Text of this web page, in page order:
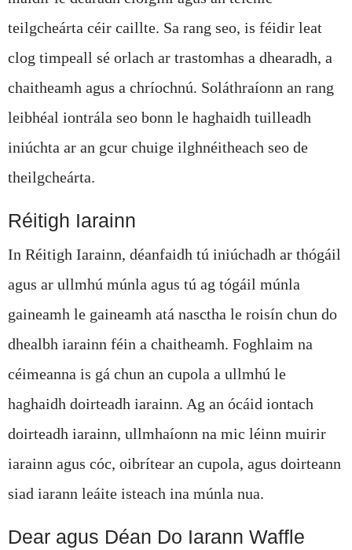
teilgcheárta céir caillte. Sa rang seo, is féidir leat
clog timpeall sé orlach ar trastomhas a dhearadh, a
chaitheamh agus a chríochnú. Soláthraíonn an rang
leibhéal iontrála seo bonn le haghaidh tuilleadh
iniúchta ar an gcur chuige ilghnéitheach seo de
theilgcheárta.
Réitigh Iarainn
In Réitigh Iarainn, déanfaidh tú iniúchadh ar thógáil
agus ar ullmhú múnla agus tú ag tógáil múnla
gaineamh le gaineamh atá nasctha le roisín chun do
dhealbh iarainn féin a chaitheamh. Foghlaim na
céimeanna is gá chun an cupola a ullmhú le
haghaidh doirteadh iarainn. Ag an ócáid ​​iontach
doirteadh iarainn, ullmhaíonn na mic léinn muirir
iarainn agus cóc, oibrítear an cupola, agus doirteann
siad iarann ​​leáite isteach ina múnla nua.
Dear agus Déan Do Iarann ​​Waffle